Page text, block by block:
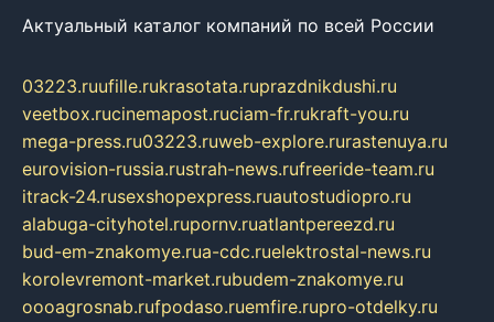
Актуальный каталог компаний по всей России
03223.ruufille.rukrasotata.ruprazdnikdushi.ru
veetbox.rucinemapost.ruciam-fr.rukraft-you.ru
mega-press.ru03223.ruweb-explore.rurastenuya.ru
eurovision-russia.rustrah-news.rufreeride-team.ru
itrack-24.rusexshopexpress.ruautostudiopro.ru
alabuga-cityhotel.rupornv.ruatlantpereezd.ru
bud-em-znakomye.rua-cdc.ruelektrostal-news.ru
korolevremont-market.rubudem-znakomye.ru
oooagrosnab.rufpodaso.ruemfire.rupro-otdelky.ru